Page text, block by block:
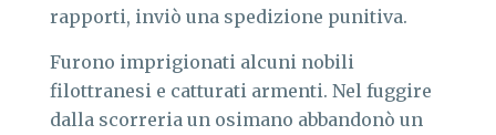
rapporti, inviò una spedizione punitiva.
Furono imprigionati alcuni nobili
filottranesi e catturati armenti. Nel fuggire
dalla scorreria un osimano abbandonò un